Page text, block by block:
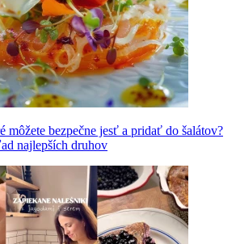
môžete bezpečne jesť a pridať do šalátov?
najlepších druhov